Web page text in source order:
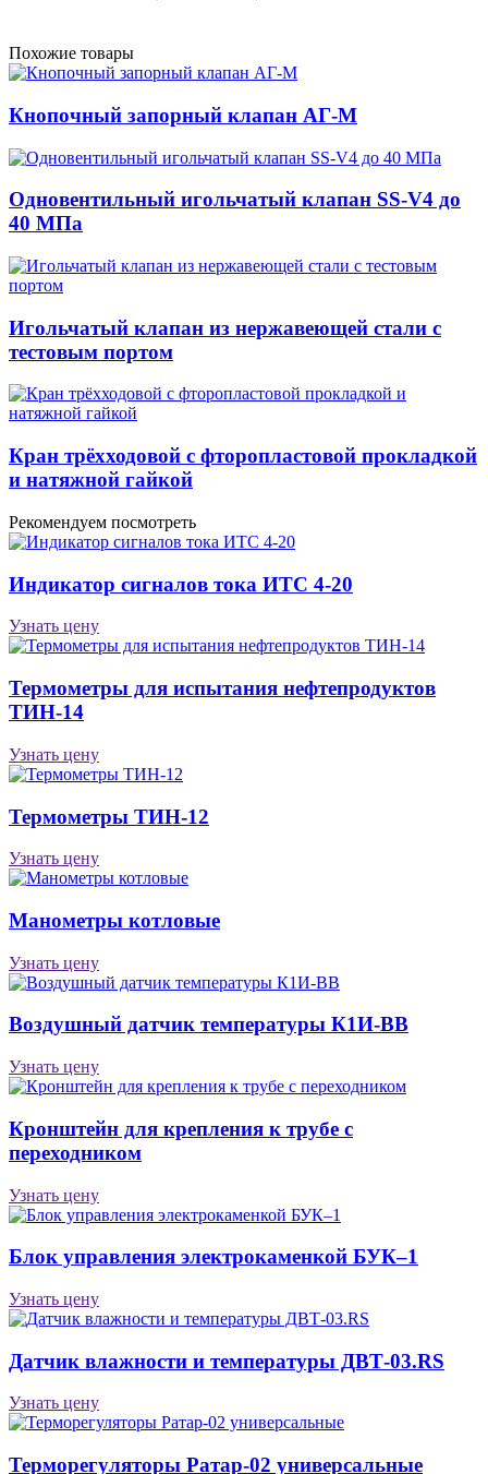
Похожие товары
Кнопочный за­пор­ный клапан АГ-М
Одновентильный игольчатый клапан SS-V4 до
40 МПа
Игольчатый клапан из нержавеющей стали с
тестовым портом
Кран трёхходовой с фторопластовой прокладкой
и натяжной гайкой
Рекомендуем посмотреть
Индикатор сигналов тока ИТС 4-20
Узнать цену
Термометры для испытания нефтепродуктов
ТИН-14
Узнать цену
Термометры ТИН-12
Узнать цену
Манометры котловые
Узнать цену
Воздушный датчик температуры К1И-ВВ
Узнать цену
Кронштейн для крепления к трубе с
переходником
Узнать цену
Блок управления электрокаменкой БУК–1
Узнать цену
Датчик влажности и температуры ДВТ-03.RS
Узнать цену
Терморегуляторы Ратар-02 универсальные